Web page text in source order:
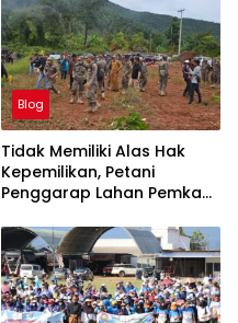
Blog
Tidak Memiliki Alas Hak
Kepemilikan, Petani
Penggarap Lahan Pemkab
Ganti Rugi Tanah